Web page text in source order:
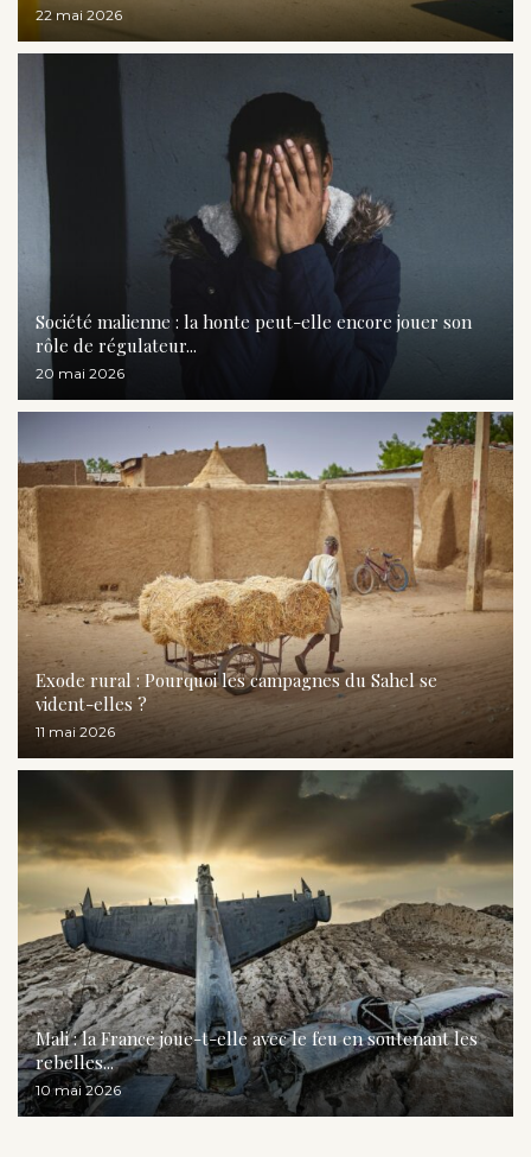
22 mai 2026
Société malienne : la honte peut-elle encore jouer son
rôle de régulateur...
20 mai 2026
Exode rural : Pourquoi les campagnes du Sahel se
vident-elles ?
11 mai 2026
Mali : la France joue-t-elle avec le feu en soutenant les
rebelles...
10 mai 2026